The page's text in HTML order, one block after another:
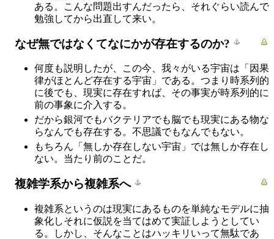
ある。こんな問題出すんだったら、それぐらい読んで
勉強してから出直して来い。
なぜ無ではなくてなにかが存在するのか?
何度も説明したが、この今、我々がいる宇宙は「因果
律がほとんど存在する宇宙」である。つまり時系列的
に後でも、現実に存在すれば、その事実が時系列的に
前の事象に介入する。
だから銀河でもバクテリアでも脳でも現実にある物な
らなんでも存在する。不思議でもなんでもない。
もちろん「無しか存在しない宇宙」では無しか存在し
ない。当たり前のことだ。
複雑学系から複雑系へ
複雑系というのは現実にあるものを単純なモデルに抽
象化しそれに仮説を当てはめて実証しようとしてい
る。しかし、そんなことはハッキリいって無駄であ